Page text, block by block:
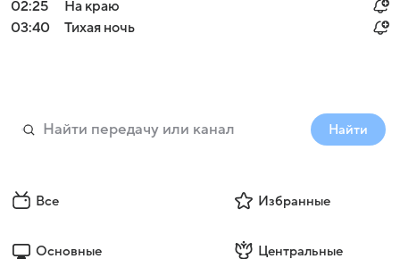
02:25
На краю
03:40
Тихая ночь
Найти
Все Избранные
Основные Центральные